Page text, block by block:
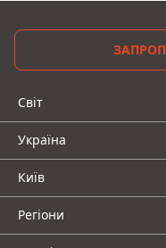
Світ
Україна
Київ
Регіони